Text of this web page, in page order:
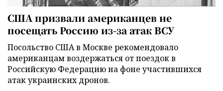
США призвали американцев не
посещать Россию из-за атак ВСУ
Посольство США в Москве рекомендовало
американцам воздержаться от поездок в
Российскую Федерацию на фоне участившихся
атак украинских дронов.